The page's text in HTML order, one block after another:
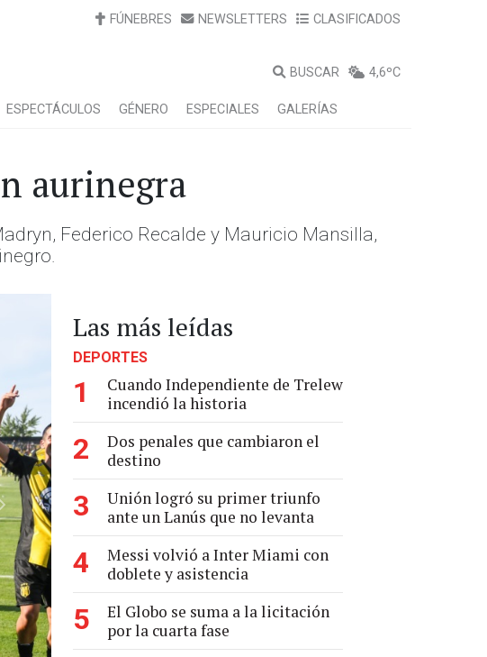
FÚNEBRES NEWSLETTERS CLASIFICADOS
BUSCAR 4,6ºC
ESPECTÁCULOS GÉNERO ESPECIALES GALERÍAS
aurinegra
Federico Recalde y Mauricio Mansilla,
Las más leídas
DEPORTES
1
Cuando Independiente de Trelew
incendió la historia
2
Dos penales que cambiaron el
destino
3
Unión logró su primer triunfo
ante un Lanús que no levanta
4
Messi volvió a Inter Miami con
doblete y asistencia
5
El Globo se suma a la licitación
por la cuarta fase